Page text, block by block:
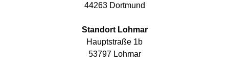
44263 Dortmund
Standort Lohmar
Hauptstraße 1b
53797 Lohmar